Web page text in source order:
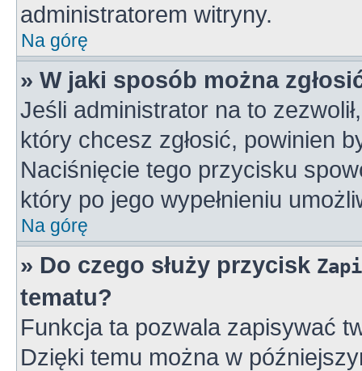
administratorem witryny.
Na górę
» W jaki sposób można
Jeśli administrator na to
który chcesz zgłosić, powinien
Naciśnięcie tego przycisku
który po jego wypełnieniu
Na górę
» Do czego służy przycisk
tematu?
Funkcja ta pozwala zapisywać
Dzięki temu można w